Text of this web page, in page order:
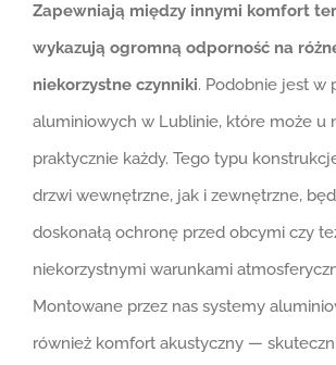
Zapewniają między innymi komfort
wykazują ogromną odporność na
niekorzystne czynniki. Podobnie jest w
aluminiowych w Lublinie, które może u
praktycznie każdy. Tego typu
drzwi wewnętrzne, jak i zewnętrzne,
doskonałą ochronę przed obcymi czy
niekorzystnymi warunkami
Montowane przez nas systemy
również komfort akustyczny —